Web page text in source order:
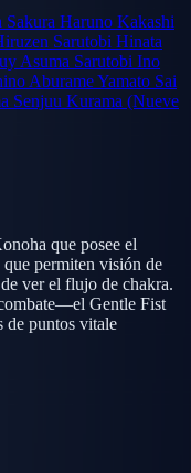
Sakura Haruno Kakashi
Sarutobi Hinata
Asuma Sarutobi Ino
AburameYamato Sai
Senjuu Kurama (Nueve
que posee el
permiten visión de
ver el flujo de chakra.
Gentle Fist
de puntos vitale